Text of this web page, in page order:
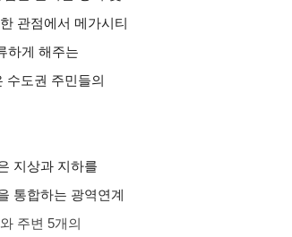
관점에서 메가시티
하게 해주는
수도권 주민들의
지상과 지하를
통합하는 광역연계
주변 5개의